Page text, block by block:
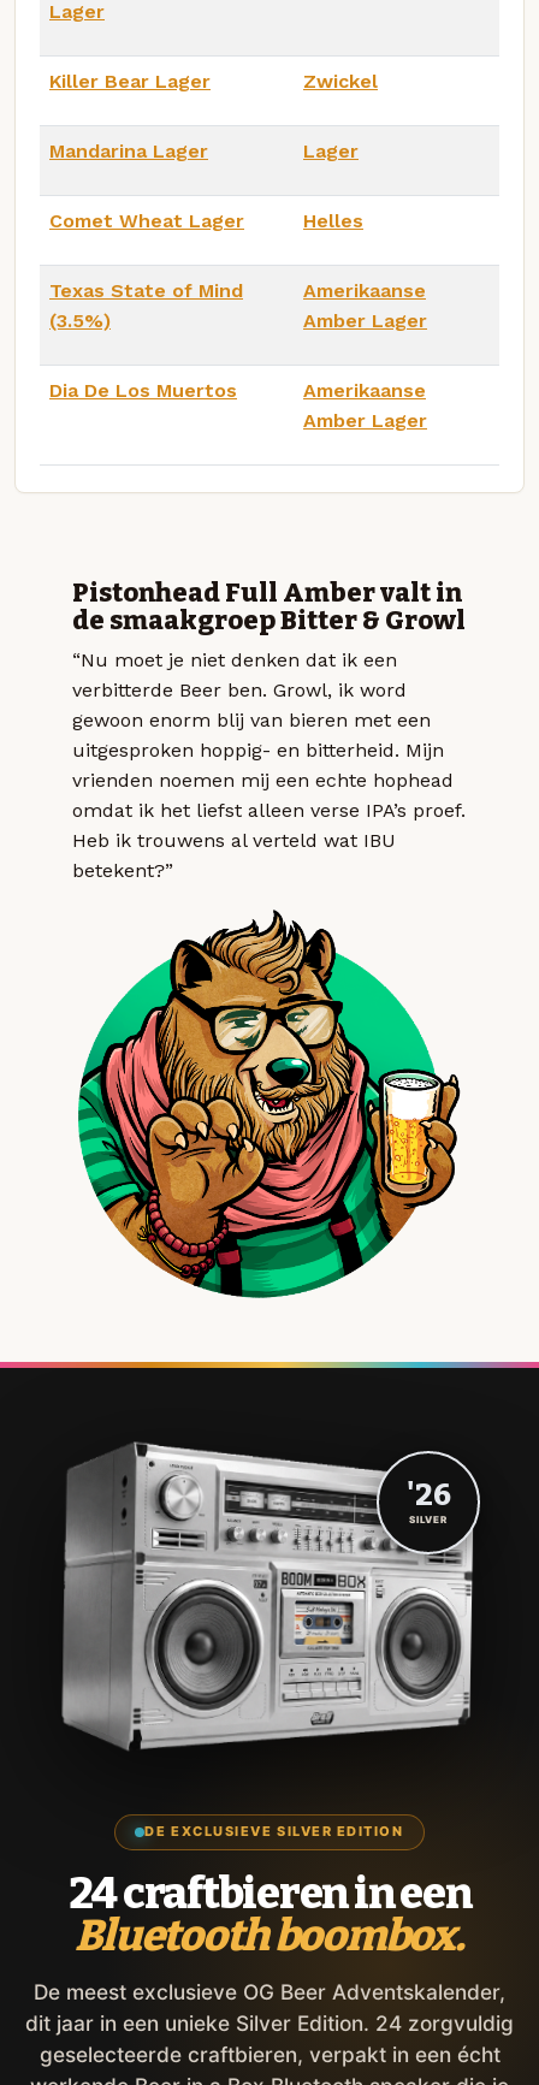
Lager
Killer Bear Lager Zwickel
Mandarina Lager Lager
Comet Wheat Lager Helles
Texas State of Mind
(3.5%)
Amerikaanse
Amber Lager
Dia De Los Muertos
Amerikaanse
Amber Lager
Pistonhead Full Amber valt in
de smaakgroep Bitter & Growl
“Nu moet je niet denken dat ik een
verbitterde Beer ben. Growl, ik word
gewoon enorm blij van bieren met een
uitgesproken hoppig- en bitterheid. Mijn
vrienden noemen mij een echte hophead
omdat ik het liefst alleen verse IPA’s proef.
Heb ik trouwens al verteld wat IBU
betekent?”
DE EXCLUSIEVE SILVER EDITION
24 craftbieren in een
Bluetooth boombox.
De meest exclusieve OG Beer Adventskalender,
dit jaar in een unieke Silver Edition. 24 zorgvuldig
geselecteerde craftbieren, verpakt in een écht
'26
SILVER